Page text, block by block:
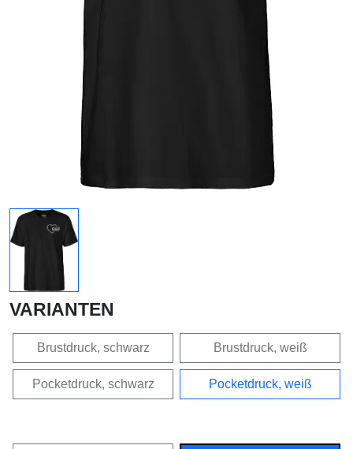
VARIANTEN
Brustdruck, schwarz Brustdruck, weiß
Pocketdruck, schwarz Pocketdruck, weiß